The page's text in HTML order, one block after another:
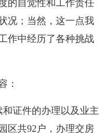
的自觉性和工作责任
况；当然，这一点我
作中经历了各种挑战
：
证件的办理以及业主
区共92户，办理交房